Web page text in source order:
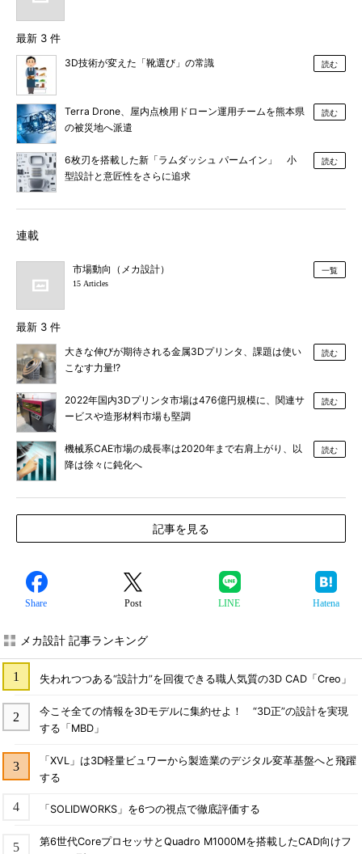
最新 3 件
3D技術が変えた「靴選び」の常識 読む
Terra Drone、屋内点検用ドローン運用チームを熊本県
の被災地へ派遣
読む
6枚刃を搭載した新「ラムダッシュ パームイン」 小
型設計と意匠性をさらに追求
読む
連載
市場動向（メカ設計）
15 Articles
一覧
最新 3 件
大きな伸びが期待される金属3Dプリンタ、課題は使い
こなす力量!?
読む
2022年国内3Dプリンタ市場は476億円規模に、関連サ
ービスや造形材料市場も堅調
読む
機械系CAE市場の成長率は2020年まで右肩上がり、以
降は徐々に鈍化へ
読む
記事を見る
Share Post LINE Hatena
メカ設計 記事ランキング
失われつつある“設計力”を回復できる職人気質の3D CAD「Creo」
今こそ全ての情報を3Dモデルに集約せよ！ “3D正”の設計を実現
する「MBD」
「XVL」は3D軽量ビュワーから製造業のデジタル変革基盤へと飛躍
する
「SOLIDWORKS」を6つの視点で徹底評価する
第6世代CoreプロセッサとQuadro M1000Mを搭載したCAD向けフ